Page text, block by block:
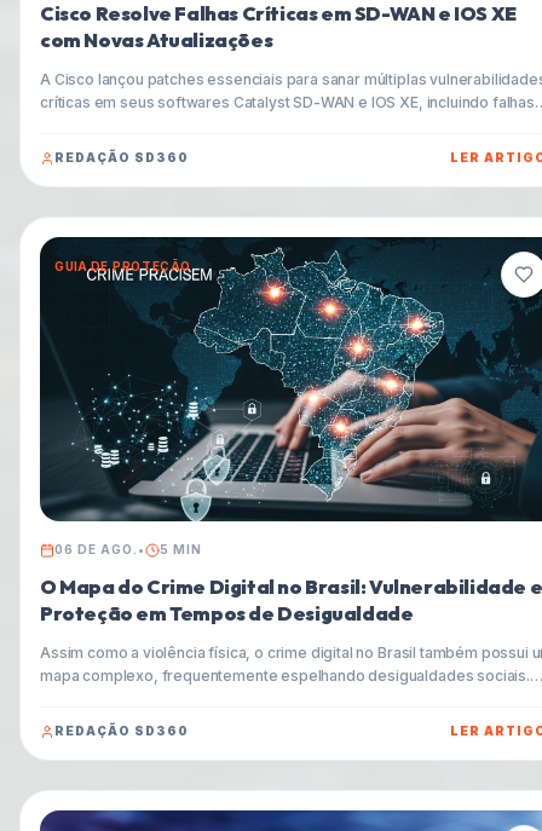
Cisco Resolve Falhas Críticas em SD-WAN e IOS XE
com Novas Atualizações
A Cisco lançou patches essenciais para sanar múltiplas
críticas em seus softwares Catalyst SD-WAN e IOS XE, incluindo falhas
infraestrutura.
REDAÇÃO SD360 LER
GUIA DE PROTEÇÃO
06 DE AGO. • 5 MIN
O Mapa do Crime Digital no Brasil: Vulnerabilidade e
Proteção em Tempos de Desigualdade
Assim como a violência física, o crime digital no Brasil também possui
mapa complexo, frequentemente espelhando desigualdades sociais.
essenciais para proteger seus dados e finanças neste cenário.
REDAÇÃO SD360 LER